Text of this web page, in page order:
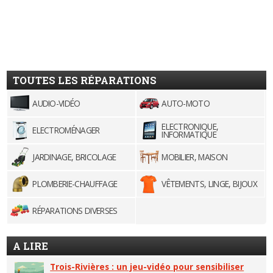
TOUTES LES RÉPARATIONS
AUDIO-VIDÉO AUTO-MOTO
ELECTROMÉNAGER ELECTRONIQUE,
INFORMATIQUE
JARDINAGE, BRICOLAGE
MOBILIER, MAISON
PLOMBERIE-CHAUFFAGE VÊTEMENTS, LINGE, BIJOUX
RÉPARATIONS DIVERSES
A LIRE
Trois-Rivières : un jeu-vidéo pour sensibiliser